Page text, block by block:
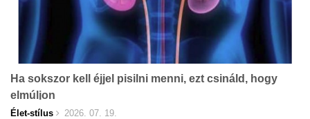
Ha sokszor kell éjjel pisilni menni, ezt csináld, hogy
elmúljon
Élet-stílus 2026. 07. 19.